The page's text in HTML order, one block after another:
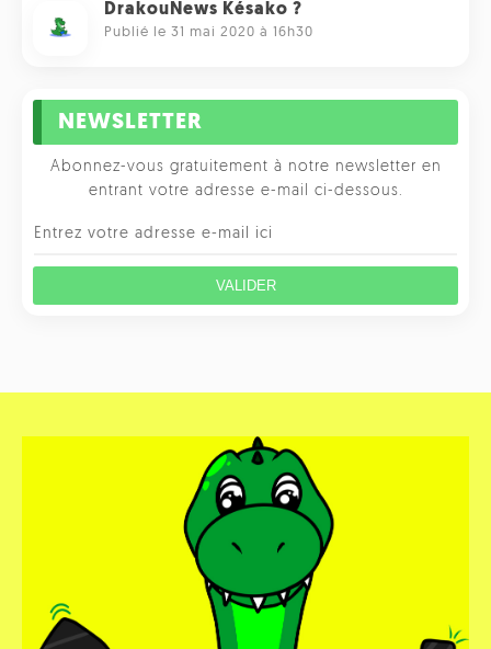
DrakouNews Késako ?
Publié le 31 mai 2020 à 16h30
NEWSLETTER
Abonnez-vous gratuitement à notre newsletter en
entrant votre adresse e-mail ci-dessous.
VALIDER